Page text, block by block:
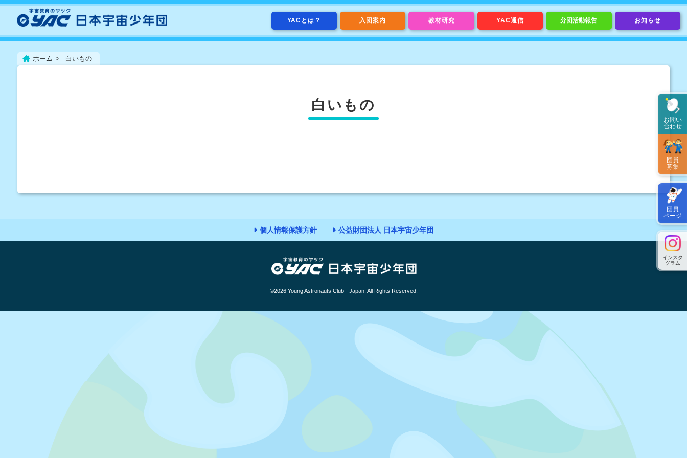
YACとは？ 入団案内 教材研究 YAC通信 分団活動報告 お知らせ
お問い
合わせ
団員
募集
団員
ページ
インスタ
グラム
ホーム 白いもの
白いもの
個人情報保護方針 公益財団法人 日本宇宙少年団
©2026 Young Astronauts Club - Japan, All Rights Reserved.